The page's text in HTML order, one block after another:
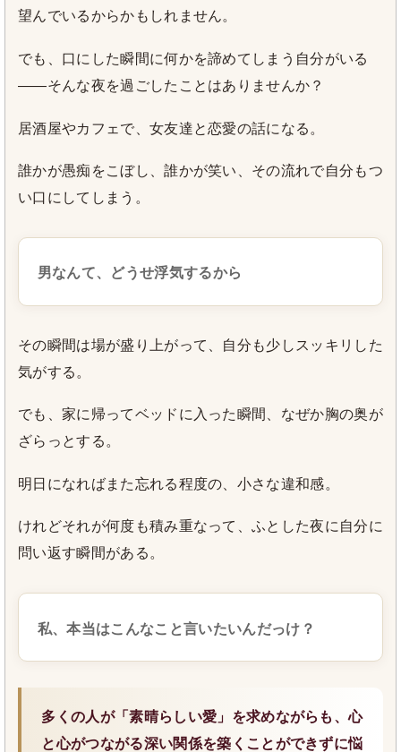
望んでいるからかもしれません。
でも、口にした瞬間に何かを諦めてしまう自分がいる
——そんな夜を過ごしたことはありませんか？
居酒屋やカフェで、女友達と恋愛の話になる。
誰かが愚痴をこぼし、誰かが笑い、その流れで自分もつ
い口にしてしまう。
男なんて、どうせ浮気するから
その瞬間は場が盛り上がって、自分も少しスッキリした
気がする。
でも、家に帰ってベッドに入った瞬間、なぜか胸の奥が
ざらっとする。
明日になればまた忘れる程度の、小さな違和感。
けれどそれが何度も積み重なって、ふとした夜に自分に
問い返す瞬間がある。
私、本当はこんなこと言いたいんだっけ？
多くの人が「素晴らしい愛」を求めながらも、心
と心がつながる深い関係を築くことができずに悩